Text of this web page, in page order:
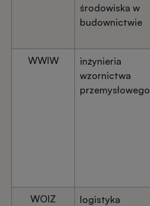
środowiska w
budownictwie
WWIW
inżynieria
wzornictwa
przemysłowego
WOIZ logistyka